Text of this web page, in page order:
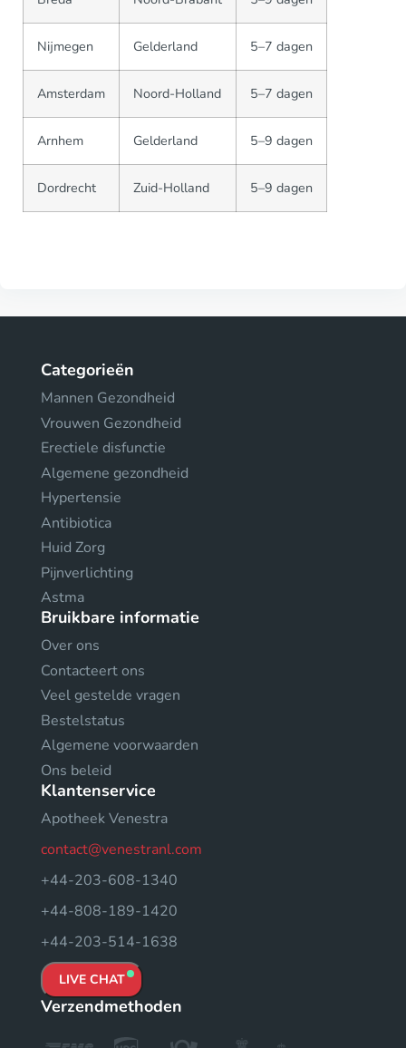
Nijmegen Gelderland 5–7 dagen
Amsterdam Noord-Holland 5–7 dagen
Arnhem Gelderland 5–9 dagen
Dordrecht Zuid-Holland 5–9 dagen
Categorieën
Mannen Gezondheid
Vrouwen Gezondheid
Erectiele disfunctie
Algemene gezondheid
Hypertensie
Antibiotica
Huid Zorg
Pijnverlichting
Astma
Bruikbare informatie
Over ons
Contacteert ons
Veel gestelde vragen
Bestelstatus
Algemene voorwaarden
Ons beleid
Klantenservice
Apotheek Venestra
contact@venestranl.com
+44-203-608-1340
+44-808-189-1420
+44-203-514-1638
LIVE CHAT
Verzendmethoden